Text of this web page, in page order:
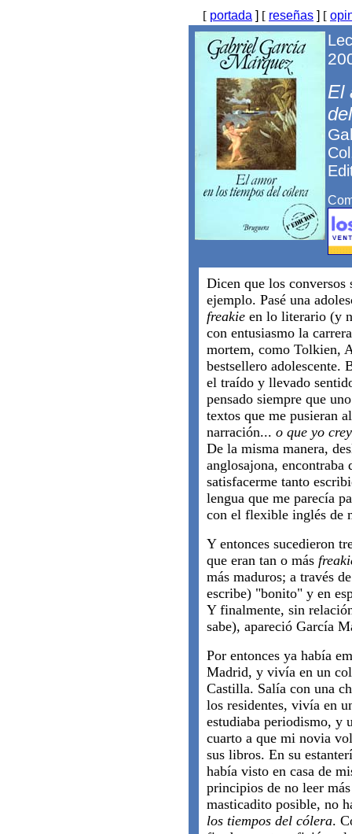
[ portada ] [ reseñas ] [
El
Dicen que los conversos
ejemplo. Pasé una
freakie en lo literario (y
con entusiasmo la
mortem, como Tolkien,
bestsellero adolescente.
el traído y llevado
pensado siempre que
textos que me pusieran
narración... o que yo
De la misma manera,
anglosajona,
satisfacerme tanto
lengua que me parecía
con el flexible inglés de
Y entonces sucedieron
que eran tan o más
más maduros; a través
escribe) "bonito" y en
Y finalmente, sin
sabe), apareció García
Por entonces ya había
Madrid, y vivía en un
Castilla. Salía con una
los residentes, vivía en
estudiaba periodismo, y
cuarto a que mi novia
sus libros. En su
había visto en casa de
principios de no leer
masticadito posible, no
los tiempos del cólera.